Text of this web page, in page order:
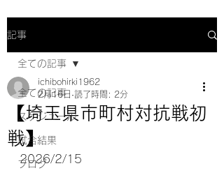
記事
全ての記事
スケジュール
試合結果
ブログ
全ての記事
【埼玉県市町村対抗戦初
戦】
ichibohirki1962
2月16日 読了時間: 2分
2026/2/15